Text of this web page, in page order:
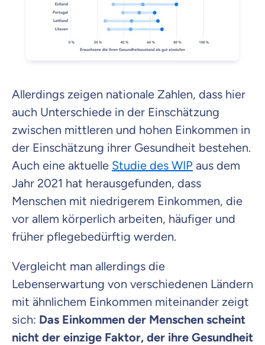
Allerdings zeigen nationale Zahlen, dass hier
auch Unterschiede in der Einschätzung
zwischen mittleren und hohen Einkommen in
der Einschätzung ihrer Gesundheit bestehen.
Auch eine aktuelle Studie des WIP aus dem
Jahr 2021 hat herausgefunden, dass
Menschen mit niedrigerem Einkommen, die
vor allem körperlich arbeiten, häufiger und
früher pflegebedürftig werden.
Vergleicht man allerdings die
Lebenserwartung von verschiedenen Ländern
mit ähnlichem Einkommen miteinander zeigt
sich: Das Einkommen der Menschen scheint
nicht der einzige Faktor, der ihre Gesundheit